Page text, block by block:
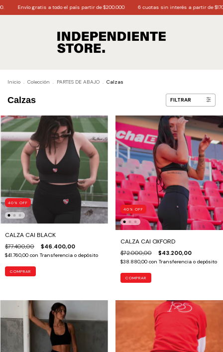
Envío gratis a todo el país partir de $200.000 6 cuotas sin interés a partir de
Inicio . Colección . PARTES DE ABAJO . Calzas
Calzas FILTRAR
40 % OFF
CALZA CAI BLACK
$77.400,00 $46.400,00
$41.760,00 con Transferencia o depósito
COMPRAR
40 % OFF
CALZA CAI OXFORD
$72.000,00 $43.200,00
$38.880,00 con Transferencia o depósito
COMPRAR